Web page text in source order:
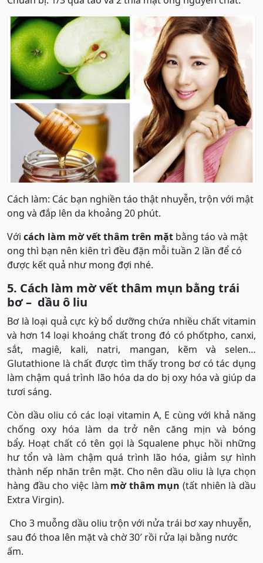
Cách làm: Các bạn nghiền táo thật nhuyễn, trộn với mật
ong và đắp lên da khoảng 20 phút.
Với cách làm mờ vết thâm trên mặt bằng táo và mật
ong thì bạn nên kiên trì đều đặn mỗi tuần 2 lần để có
được kết quả như mong đợi nhé.
5. Cách làm mờ vết thâm mụn bằng trái
bơ – dầu ô liu
Bơ là loại quả cực kỳ bổ dưỡng chứa nhiều chất vitamin
và hơn 14 loại khoáng chất trong đó có phốtpho, canxi,
sắt, magiê, kali, natri, mangan, kẽm và selen…
Glutathione là chất được tìm thấy trong bơ có tác dụng
làm chậm quá trình lão hóa da do bị oxy hóa và giúp da
tươi sáng.
Còn dầu oliu có các loại vitamin A, E cùng với khả năng
chống oxy hóa làm da trở nên căng mịn và bóng
bẩy. Hoạt chất có tên gọi là Squalene phục hồi những
hư tổn và làm chậm quá trình lão hóa, giảm sự hình
thành nếp nhăn trên mặt. Cho nên dầu oliu là lựa chọn
hàng đầu cho việc làm mờ thâm mụn (tất nhiên là dầu
Extra Virgin).
Cho 3 muỗng dầu oliu trộn với nửa trái bơ xay nhuyễn,
sau đó thoa lên mặt và chờ 30′ rồi rửa lại bằng nước
ấm.